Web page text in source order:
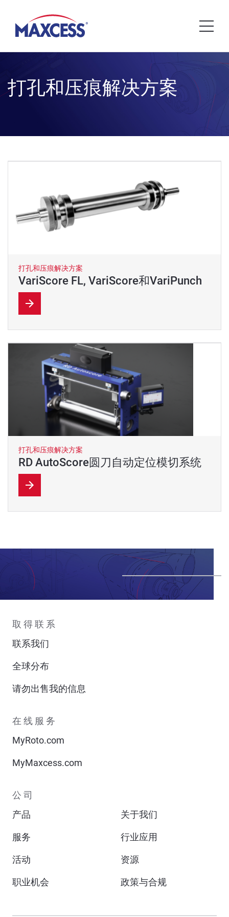
打孔和压痕解决方案
打孔和压痕解决方案
VariScore FL, VariScore和VariPunch
打孔和压痕解决方案
RD AutoScore圆刀自动定位模切系统
取得联系
联系我们
全球分布
请勿出售我的信息
在线服务
MyRoto.com
MyMaxcess.com
公司
产品
关于我们
服务 行业应用
活动 资源
职业机会 政策与合规